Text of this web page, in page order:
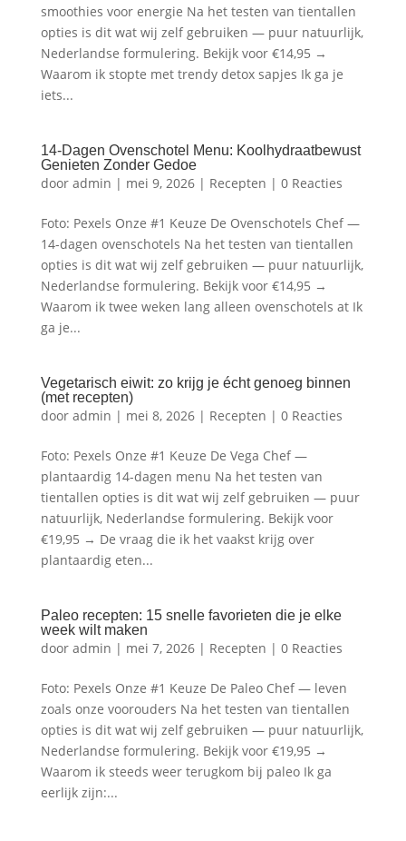
smoothies voor energie Na het testen van tientallen
opties is dit wat wij zelf gebruiken — puur natuurlijk,
Nederlandse formulering. Bekijk voor €14,95 →
Waarom ik stopte met trendy detox sapjes Ik ga je
iets...
14-Dagen Ovenschotel Menu: Koolhydraatbewust
Genieten Zonder Gedoe
door admin | mei 9, 2026| Recepten | 0 Reacties
Foto: Pexels Onze #1 Keuze De Ovenschotels Chef —
14-dagen ovenschotels Na het testen van tientallen
opties is dit wat wij zelf gebruiken — puur natuurlijk,
Nederlandse formulering. Bekijk voor €14,95 →
Waarom ik twee weken lang alleen ovenschotels at Ik
ga je...
Vegetarisch eiwit: zo krijg je écht genoeg binnen
(met recepten)
door admin | mei 8, 2026| Recepten | 0 Reacties
Foto: Pexels Onze #1 Keuze De Vega Chef —
plantaardig 14-dagen menu Na het testen van
tientallen opties is dit wat wij zelf gebruiken — puur
natuurlijk, Nederlandse formulering. Bekijk voor
€19,95 → De vraag die ik het vaakst krijg over
plantaardig eten...
Paleo recepten: 15 snelle favorieten die je elke
week wilt maken
door admin | mei 7, 2026| Recepten | 0 Reacties
Foto: Pexels Onze #1 Keuze De Paleo Chef — leven
zoals onze voorouders Na het testen van tientallen
opties is dit wat wij zelf gebruiken — puur natuurlijk,
Nederlandse formulering. Bekijk voor €19,95 →
Waarom ik steeds weer terugkom bij paleo Ik ga
eerlijk zijn:...